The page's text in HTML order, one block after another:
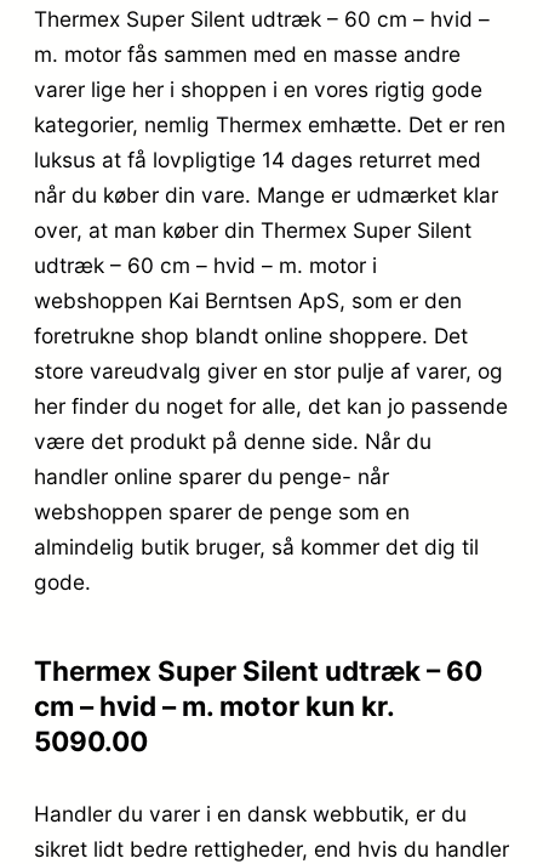
Thermex Super Silent udtræk – 60 cm – hvid –
m. motor fås sammen med en masse andre
varer lige her i shoppen i en vores rigtig gode
kategorier, nemlig Thermex emhætte. Det er ren
luksus at få lovpligtige 14 dages returret med
når du køber din vare. Mange er udmærket klar
over, at man køber din Thermex Super Silent
udtræk – 60 cm – hvid – m. motor i
webshoppen Kai Berntsen ApS, som er den
foretrukne shop blandt online shoppere. Det
store vareudvalg giver en stor pulje af varer, og
her finder du noget for alle, det kan jo passende
være det produkt på denne side. Når du
handler online sparer du penge- når
webshoppen sparer de penge som en
almindelig butik bruger, så kommer det dig til
gode.
Thermex Super Silent udtræk – 60
cm – hvid – m. motor kun kr.
5090.00
Handler du varer i en dansk webbutik, er du
sikret lidt bedre rettigheder, end hvis du handler